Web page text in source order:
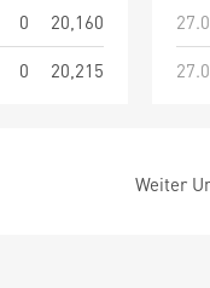
0
20,160
0 20,215
Weiter